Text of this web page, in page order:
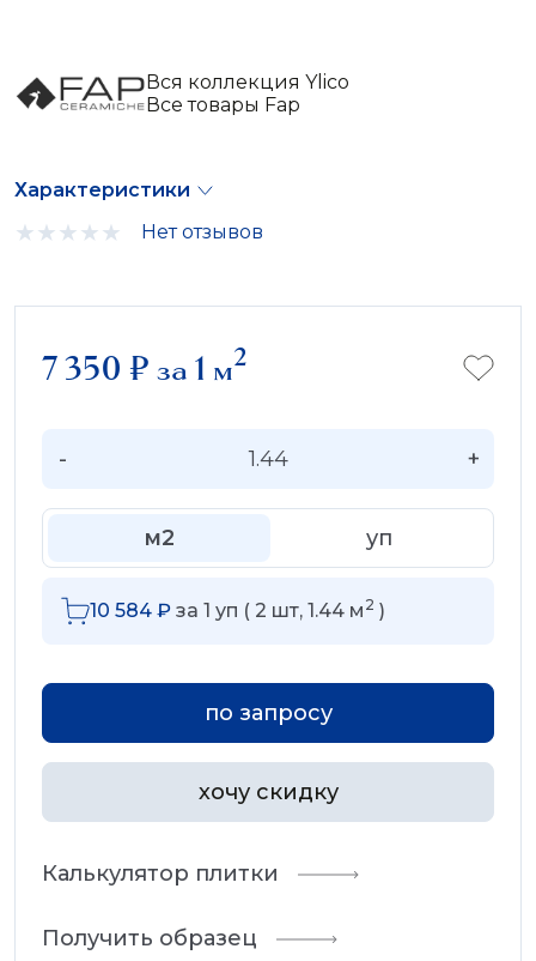
Вся коллекция Ylico
Все товары Fap
Характеристики
Нет отзывов
7 350 ₽за 1 м2
- +
м2 уп
10 584 ₽ за 1 уп ( 2 шт, 1.44 м 2 )
по запросу
хочу скидку
Калькулятор плитки
Получить образец